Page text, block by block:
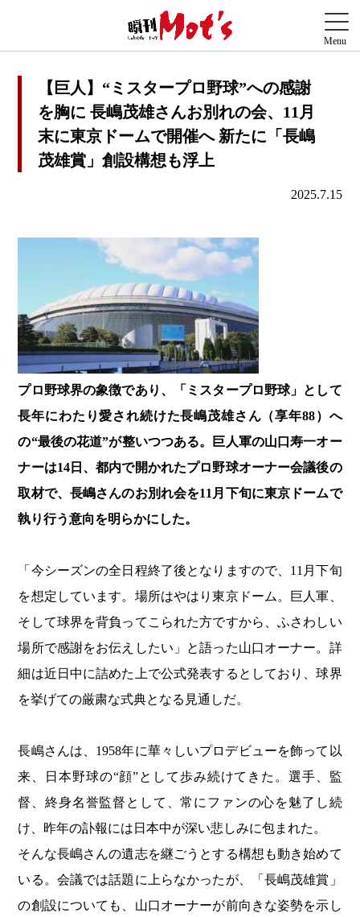
【巨人】“ミスタープロ野球”への感謝
を胸に 長嶋茂雄さんお別れの会、11月
末に東京ドームで開催へ 新たに「長嶋
茂雄賞」創設構想も浮上
2025.7.15
プロ野球界の象徴であり、「ミスタープロ野球」として
長年にわたり愛され続けた長嶋茂雄さん（享年88）へ
の“最後の花道”が整いつつある。巨人軍の山口寿一オー
ナーは14日、都内で開かれたプロ野球オーナー会議後の
取材で、長嶋さんのお別れ会を11月下旬に東京ドームで
執り行う意向を明らかにした。
「今シーズンの全日程終了後となりますので、11月下旬
を想定しています。場所はやはり東京ドーム。巨人軍、
そして球界を背負ってこられた方ですから、ふさわしい
場所で感謝をお伝えしたい」と語った山口オーナー。詳
細は近日中に詰めた上で公式発表するとしており、球界
を挙げての厳粛な式典となる見通しだ。
長嶋さんは、1958年に華々しいプロデビューを飾って以
来、日本野球の“顔”として歩み続けてきた。選手、監
督、終身名誉監督として、常にファンの心を魅了し続
け、昨年の訃報には日本中が深い悲しみに包まれた。
そんな長嶋さんの遺志を継ごうとする構想も動き始めて
いる。会議では話題に上らなかったが、「長嶋茂雄賞」
の創設についても、山口オーナーが前向きな姿勢を示し